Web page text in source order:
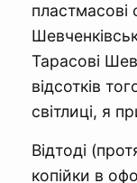
пластмасові
Тарасові
відсотків
світлиці, я
Відтоді
копійки в